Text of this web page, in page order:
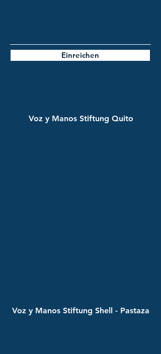
Einreichen
Voz y Manos Stiftung Quito
Voz y Manos Stiftung Shell - Pastaza